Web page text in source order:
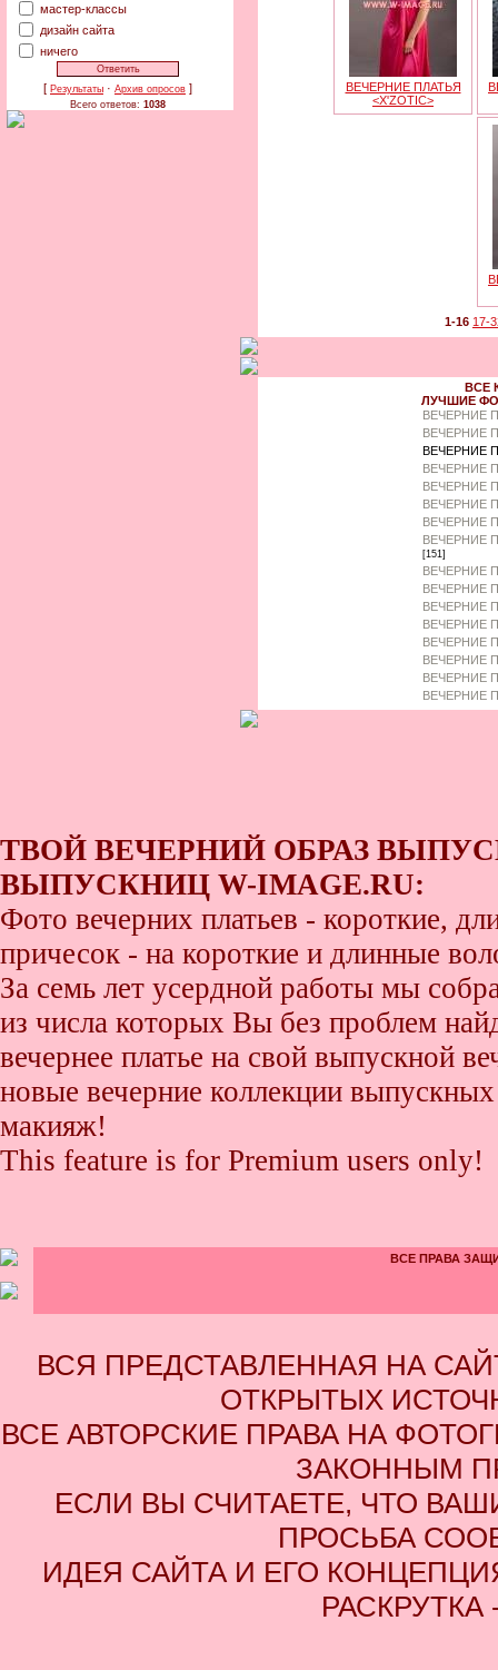
мастер-классы
дизайн сайта
ничего
[ Результаты · Архив опросов ]
Всего ответов: 1038
ВЕЧЕРНИЕ ПЛАТЬЯ
<X'ZOTIC>
1-16 17-
ВСЕ
ЛУЧШИЕ
ВЕЧЕРНИЕ
ВЕЧЕРНИЕ
ВЕЧЕРНИЕ
ВЕЧЕРНИЕ
ВЕЧЕРНИЕ
ВЕЧЕРНИЕ
ВЕЧЕРНИЕ
ВЕЧЕРНИЕ
[151]
ВЕЧЕРНИЕ
ВЕЧЕРНИЕ
ВЕЧЕРНИЕ
ВЕЧЕРНИЕ
ВЕЧЕРНИЕ
ВЕЧЕРНИЕ
ВЕЧЕРНИЕ
ВЕЧЕРНИЕ
ТВОЙ ВЕЧЕРНИЙ ОБРАЗ
ВЫПУСКНИЦ W-IMAGE.RU:
Фото вечерних платьев - короткие,
причесок - на короткие и длинные
За семь лет усердной работы мы
из числа которых Вы без проблем
вечернее платье на свой выпускной
новые вечерние коллекции
макияж!
This feature is for Premium users only!
ВСЕ ПРАВА
ВСЯ ПРЕДСТАВЛЕННАЯ НА
ОТКРЫТЫХ
ВСЕ АВТОРСКИЕ ПРАВА НА
ЗАКОННЫМ
ЕСЛИ ВЫ СЧИТАЕТЕ, ЧТО
ПРОСЬБА
ИДЕЯ САЙТА И ЕГО
РАСКРУТКА